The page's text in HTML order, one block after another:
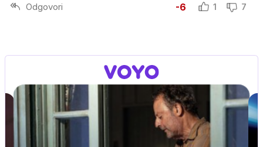
Odgovori -6 1 7